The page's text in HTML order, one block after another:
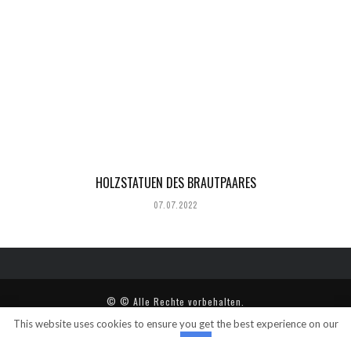
HOLZSTATUEN DES BRAUTPAARES
07.07.2022
© © Alle Rechte vorbehalten.
This website uses cookies to ensure you get the best experience on our